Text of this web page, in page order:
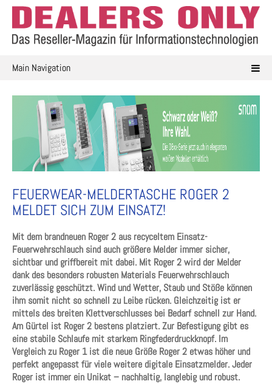
Skip
content
Main Navigation
FEUERWEAR-MELDERTASCHE ROGER 2
MELDET SICH ZUM EINSATZ!
Mit dem brandneuen Roger 2 aus recyceltem Einsatz-
Feuerwehrschlauch sind auch größere Melder immer sicher,
sichtbar und griffbereit mit dabei. Mit Roger 2 wird der Melder
dank des besonders robusten Materials Feuerwehrschlauch
zuverlässig geschützt. Wind und Wetter, Staub und Stöße können
ihm somit nicht so schnell zu Leibe rücken. Gleichzeitig ist er
mittels des breiten Klettverschlusses bei Bedarf schnell zur Hand.
Am Gürtel ist Roger 2 bestens platziert. Zur Befestigung gibt es
eine stabile Schlaufe mit starkem Ringfederdruckknopf. Im
Vergleich zu Roger 1 ist die neue Größe Roger 2 etwas höher und
perfekt angepasst für viele weitere digitale Einsatzmelder. Jeder
Roger ist immer ein Unikat – nachhaltig, langlebig und robust.